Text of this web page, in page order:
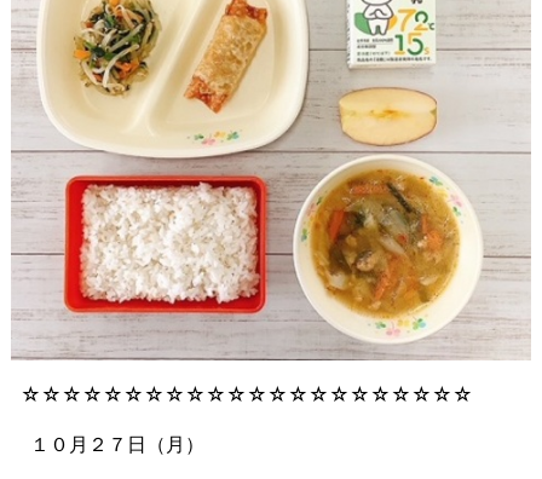
☆☆☆☆☆☆☆☆☆☆☆☆☆☆☆☆☆☆☆☆☆☆
１０月２７日（月）